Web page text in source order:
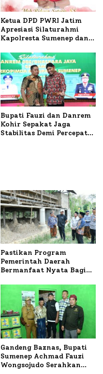
Ketua DPD PWRI Jatim
Apresiasi Silaturahmi
Kapolresta Sumenep dan
Ideal Polri-Pers
Bupati Fauzi dan Danrem
Kohir Sepakat Jaga
Stabilitas Demi Percepat
Pastikan Program
Pemerintah Daerah
Bermanfaat Nyata Bagi
Sumenep Tinjau Langsung
Budidaya Lele dan Ayam
Petelur di Desa Bataal
Timur
Gandeng Baznas, Bupati
Sumenep Achmad Fauzi
Wongsojudo Serahkan